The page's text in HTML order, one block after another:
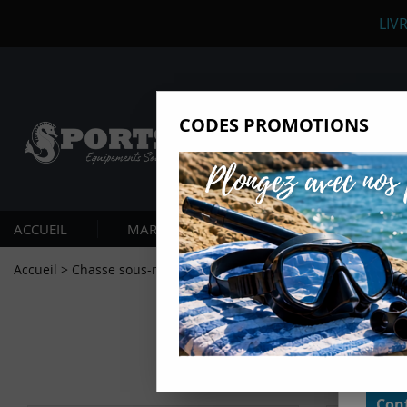
ACCUEIL MARQUES PLONGÉE SOUS-
Accueil > Chasse sous-marine >Combinaisons >Combinaison
Ils
Certains
non
cliquant
CODES PROMOTIONS